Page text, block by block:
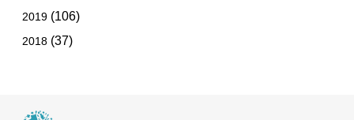
2019 (106)
2018 (37)